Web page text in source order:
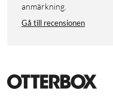
anmärkning.
Gå till recensionen